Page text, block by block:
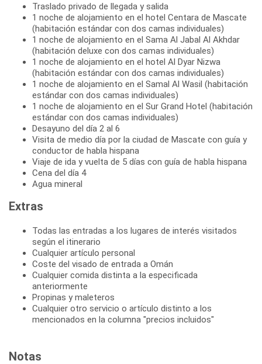
Traslado privado de llegada y salida
1 noche de alojamiento en el hotel Centara de Mascate
(habitación estándar con dos camas individuales)
1 noche de alojamiento en el Sama Al Jabal Al Akhdar
(habitación deluxe con dos camas individuales)
1 noche de alojamiento en el hotel Al Dyar Nizwa
(habitación estándar con dos camas individuales)
1 noche de alojamiento en el Samal Al Wasil (habitación
estándar con dos camas individuales)
1 noche de alojamiento en el Sur Grand Hotel (habitación
estándar con dos camas individuales)
Desayuno del día 2 al 6
Visita de medio día por la ciudad de Mascate con guía y
conductor de habla hispana
Viaje de ida y vuelta de 5 días con guía de habla hispana
Cena del día 4
Agua mineral
Extras
Todas las entradas a los lugares de interés visitados
según el itinerario
Cualquier artículo personal
Coste del visado de entrada a Omán
Cualquier comida distinta a la especificada
anteriormente
Propinas y maleteros
Cualquier otro servicio o artículo distinto a los
mencionados en la columna "precios incluidos"
Notas